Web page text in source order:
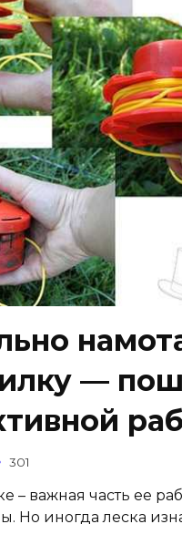
—
301
– важная часть ее
Но иногда леска